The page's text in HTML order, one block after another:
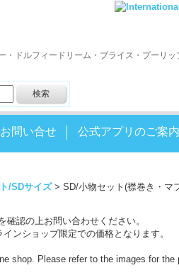
・ドルフィードリーム・ブライス・プーリ
お問い合せ 公式アプリのご案内
/SDサイズ > SD/小物セット(襟巻き・マ
認の上お問い合わせください。
ンショップ限定での価格となります。
shop. Please refer to the images for